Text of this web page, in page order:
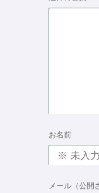
お名前
メール（公開